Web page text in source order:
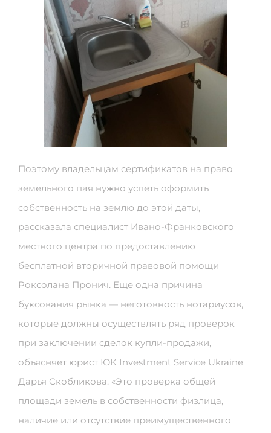
Поэтому владельцам сертификатов на право
земельного пая нужно успеть оформить
собственность на землю до этой даты,
рассказала специалист Ивано-Франковского
местного центра по предоставлению
бесплатной вторичной правовой помощи
Роксолана Пронич. Еще одна причина
буксования рынка — неготовность нотариусов,
которые должны осуществлять ряд проверок
при заключении сделок купли-продажи,
объясняет юрист ЮК Investment Service Ukraine
Дарья Скобликова. «Это проверка общей
площади земель в собственности физлица,
наличие или отсутствие преимущественного